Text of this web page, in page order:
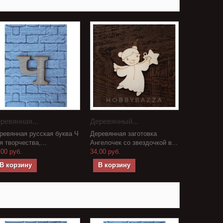
русская буква Ч
творчества,...
руб.
В корзину
Деревянный...
Деревянная заготовка
Ангелочек со звездочкой в...
34,00 руб.
В корзину